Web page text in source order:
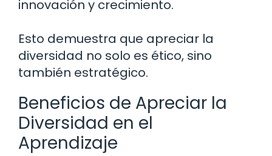
innovación y crecimiento.
Esto demuestra que apreciar la
diversidad no solo es ético, sino
también estratégico.
Beneficios de Apreciar la
Diversidad en el
Aprendizaje